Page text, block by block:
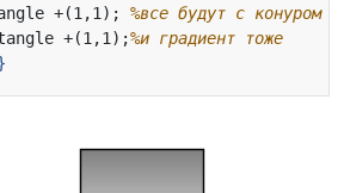
+(1,1);
+(1,1);